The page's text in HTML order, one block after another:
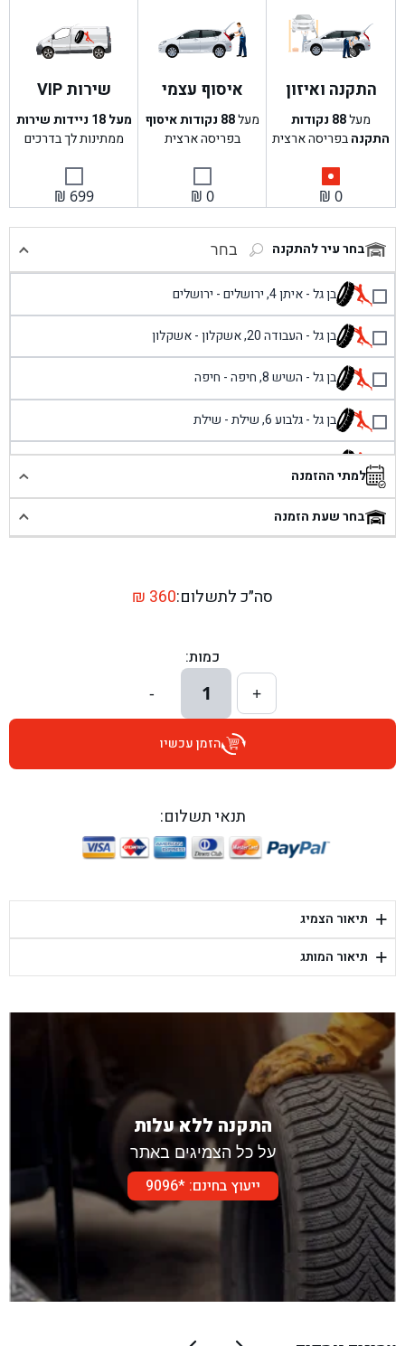
התקנה ואיזון
מעל88 נקודות
התקנהבפריסה ארצית
₪ 0
איסוף עצמי
מעל88 נקודות איסוף
בפריסה ארצית
₪ 0
שירות VIP
מעל 18 ניידות שירות
ממתינות לך בדרכים
₪ 699
בחר עיר להתקנה בחר
בן גל - איתן 4, ירושלים - ירושלים
בן גל - העבודה 20, אשקלון - אשקלון
בן גל - השיש 8, חיפה - חיפה
בן גל - גלבוע 6, שילת - שילת
בן גל - פוריידיס, כניסה צפונית מול כביש 4 - פרדיס
בן גל - שכונת אזור תעשייה זעירה, עיילבון - עיילבון
בן גל - דרך השבעה 20, אזור - אזור
בן גל - הרצל 6, גדרה - גדרה
בן גל - שדרות דוד בן גוריון 8, באר שבע - באר שבע
בן גל - היובלים 26, הוד השרון - הוד השרון
בן גל - יפת 88, תל אביב יפו - תל אביב
בן גל - דור אלון הר טוב - בית שמש
למתי ההזמנה
בחר שעת הזמנה
סה״כ לתשלום: ₪ 360
כמות:
+
1
-
הזמן עכשיו
תנאי תשלום:
+ תיאור הצמיג
+ תיאור המותג
התקנה ללא עלות
על כל הצמיגים באתר
ייעוץ בחינם: *9096